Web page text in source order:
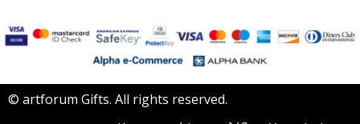
© artforum Gifts. All rights reserved.